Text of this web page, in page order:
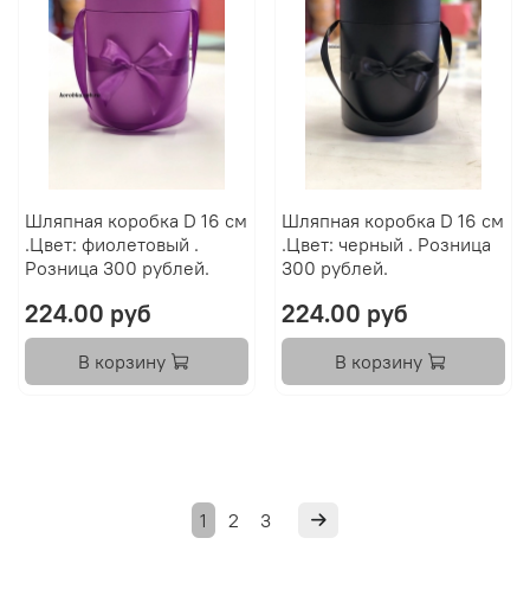
Шляпная коробка D 16 см
.Цвет: фиолетовый .
Розница 300 рублей.
224.00 руб
В корзину
Шляпная коробка D 16 см
.Цвет: черный . Розница
300 рублей.
224.00 руб
В корзину
1 2 3